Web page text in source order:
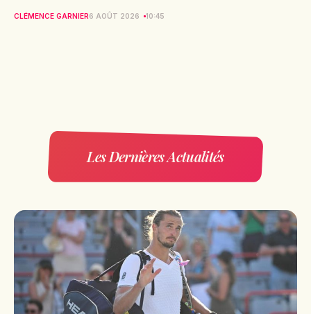
CLÉMENCE GARNIER6 AOÛT 2026 10:45
Les Dernières Actualités